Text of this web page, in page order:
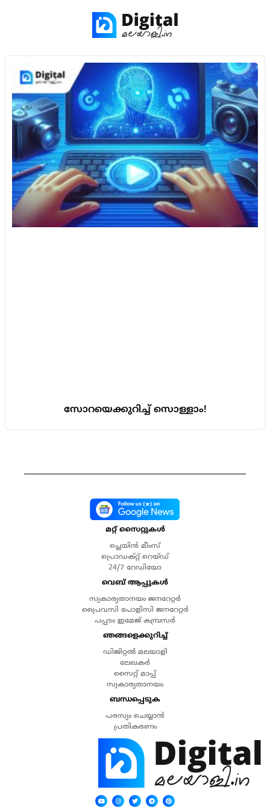
സോറയെക്കുറിച്ച് സൊള്ളാം!
മറ്റ് സൈറ്റുകൾ
പ്ലെയിൻ മീംസ്
പ്രൊഡക്റ്റ് റെയ്ഡ്
24/7 റേഡിയോ
വെബ് ആപ്പുകൾ
സ്വകാര്യതാനയം ജനറേറ്റർ
പ്രൈവസി പോളിസി ജനറേറ്റർ
പപ്പടം ഇമേജ് കമ്പ്രസർ
ഞങ്ങളെക്കുറിച്ച്
ഡിജിറ്റൽ മലയാളി
ലേഖകർ
സൈറ്റ് മാപ്പ്
സ്വകാര്യതാനയം
ബന്ധപ്പെടുക
പരസ്യം ചെയ്യാൻ
പ്രതികരണം